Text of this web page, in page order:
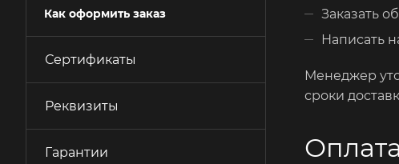
Заказать
Написать
Менеджер
сроки
Как оформить заказ
Сертификаты
Реквизиты
Гарантии